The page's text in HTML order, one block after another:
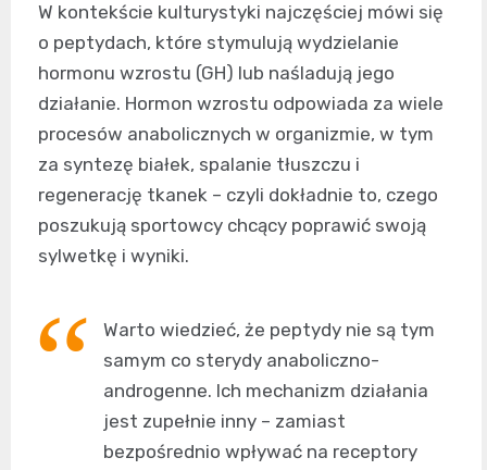
W kontekście kulturystyki najczęściej mówi się
o peptydach, które stymulują wydzielanie
hormonu wzrostu (GH) lub naśladują jego
działanie. Hormon wzrostu odpowiada za wiele
procesów anabolicznych w organizmie, w tym
za syntezę białek, spalanie tłuszczu i
regenerację tkanek – czyli dokładnie to, czego
poszukują sportowcy chcący poprawić swoją
sylwetkę i wyniki.
Warto wiedzieć, że peptydy nie są tym
samym co sterydy anaboliczno-
androgenne. Ich mechanizm działania
jest zupełnie inny – zamiast
bezpośrednio wpływać na receptory